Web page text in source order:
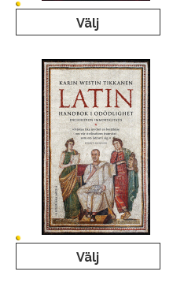
Välj
Välj